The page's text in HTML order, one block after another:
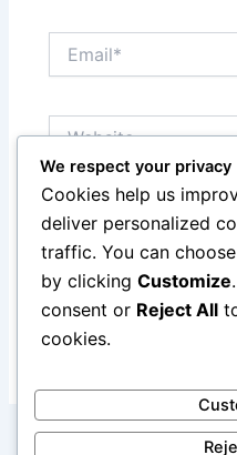
Save my name,
for the next time I
We respect your privacy
Cookies help us
deliver personalized
traffic. You can
by clicking Customize
consent or Reject All
cookies.